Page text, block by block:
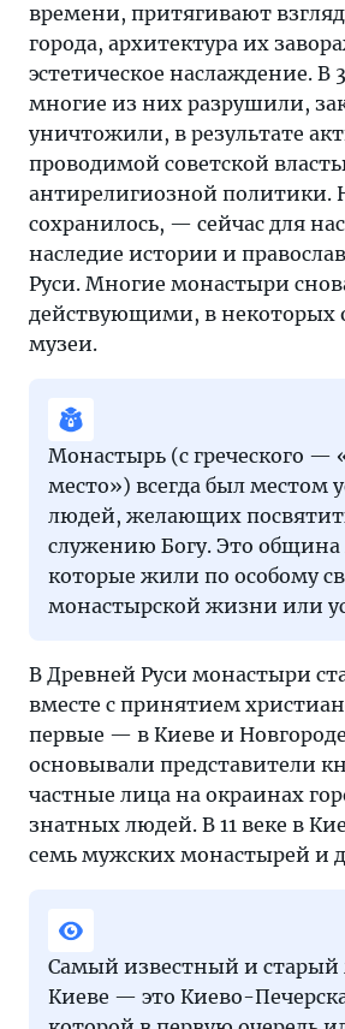
времени, притягивают
города, архитектура их
эстетическое наслаждение. В
многие из них разрушили,
уничтожили, в результате
проводимой советской
антирелигиозной политики.
сохранилось, — сейчас для
наследие истории и
Руси. Многие монастыри
действующими, в некоторых
музеи.
Монастырь (с греческого —
место») всегда был местом
людей, желающих
служению Богу. Это община
которые жили по особому
монастырской жизни или
В Древней Руси монастыри
вместе с принятием
первые — в Киеве и
основывали представители
частные лица на окраинах
знатных людей. В 11 веке в
семь мужских монастырей и
Самый известный и старый
Киеве — это Киево-